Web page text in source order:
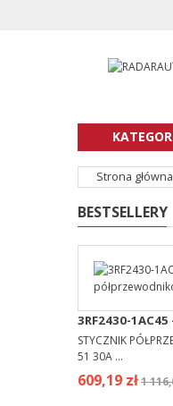
Strona główna
BESTSELLERY
3RF2430-1AC45
STYCZNIK
51 30A ...
609,19 zł1